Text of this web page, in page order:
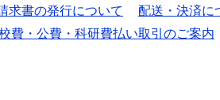
求書の発行について 配送・決済に
費・公費・科研費払い取引のご案内